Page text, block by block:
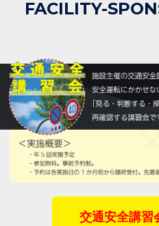
FACILITY-
交通安全講習